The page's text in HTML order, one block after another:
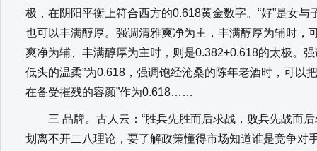
极，在阴阳平衡上符合西方的0.618黄金数字。“好”是女与
也可以丰满醇厚。强调清雅爽净为主，丰满醇厚为辅时，
爽净为辅、丰满醇厚为主时，则是0.382+0.618的太极。
低头的温柔”为0.618，强调饱经沧桑的陈年老酒时，可以
在备受摧残的容颜”作为0.618……
三 品牌。古人云：“胜兵先胜而后求战，败兵先战而后
划离不开二八理论，要了解政策懂得市场知道谁是竞争对